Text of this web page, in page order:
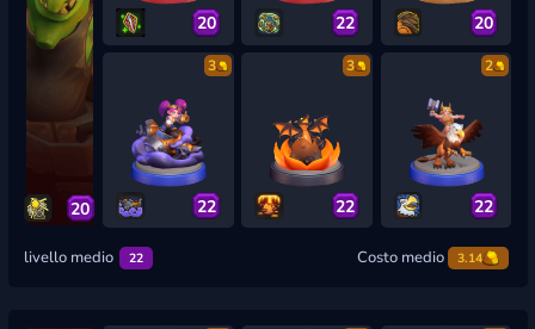
20
20 22 20
3
22
3
22
2
22
livello medio 22 Costo medio 3.14